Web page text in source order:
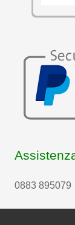
0883 895079